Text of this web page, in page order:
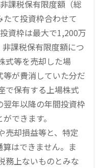
課税保有限度額（総
て投資枠合わせて
資枠は最大で1,200万
課税保有限度額につ
式等を売却した場
が費消していた分だ
で保有する上場株式
年以降の年間投資枠
できます。
売却損益等と、特定
はできません。ま
務上ないものとみな